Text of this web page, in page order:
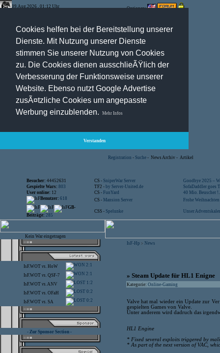
Cookies helfen bei der Bereitstellung unserer
Dienste. Mit Nutzung unserer Dienste
stimmen Sie unserer Nutzung von Cookies
zu. Die Cookies dienen ausschlieÃŸlich der
Verbesserung der Funktionsweise unserer
Website. Ebenso nutzt Google Advertise
zusÃ¤tzliche Cookies um angepasste
Werbung einzublenden.
Mehr Infos
Verstanden
09.Aug.2026 , 01:12 Uhr Optionen:
Registration - Suche - News Archiv - Artikel
Besucher: 44452631 CS - SniperWar Server
Goodbye 2025 –
Gespielte Wars: 803 TF2 - by Server-United.de
SofaDaddler goes
User online: 12 CS - FunYard
40 Mio. Beuscher
Benutzer: 618 CS - Mansion Server
Frohe
GB-
Beiträge: 285
CSS - Spelunke Unser
Kein War eingetragen
IsF.WOT vs. HoW 2:1
IsF.WOT vs. QSF-7 2:1
IsF.WOT vs.ANV 1:2
IsF.WOT vs. OFaH 0:2
IsF.WOT vs. SA 0:2
- Zur Sponsor Section -
IsF-Hp > News
» Steam Update für HL1 Enigne
Kategorie: Online-Gaming
Valve hat mal wieder ein Update zur
gespielten Games von Valve.
Unter anderem wird dadruch das
HL1 Engine
* Fixed several exploits triggered by
* As part of the next version of VAC,